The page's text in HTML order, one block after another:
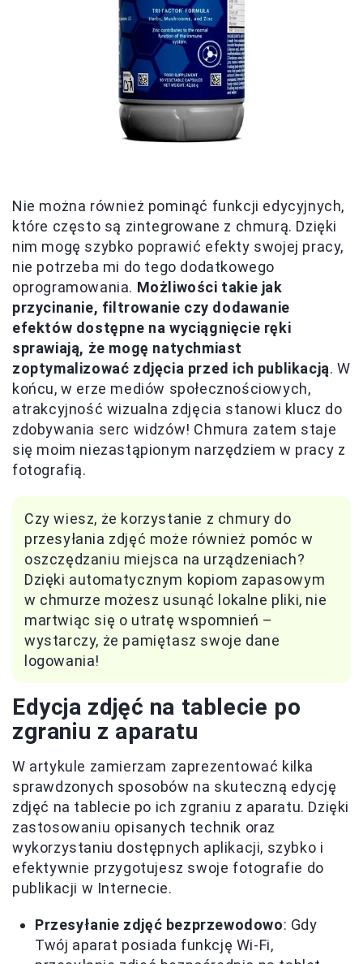
Nie można również pominąć funkcji edycyjnych,
które często są zintegrowane z chmurą. Dzięki
nim mogę szybko poprawić efekty swojej pracy,
nie potrzeba mi do tego dodatkowego
oprogramowania. Możliwości takie jak
przycinanie, filtrowanie czy dodawanie
efektów dostępne na wyciągnięcie ręki
sprawiają, że mogę natychmiast
zoptymalizować zdjęcia przed ich publikacją. W
końcu, w erze mediów społecznościowych,
atrakcyjność wizualna zdjęcia stanowi klucz do
zdobywania serc widzów! Chmura zatem staje
się moim niezastąpionym narzędziem w pracy z
fotografią.
Czy wiesz, że korzystanie z chmury do
przesyłania zdjęć może również pomóc w
oszczędzaniu miejsca na urządzeniach?
Dzięki automatycznym kopiom zapasowym
w chmurze możesz usunąć lokalne pliki, nie
martwiąc się o utratę wspomnień –
wystarczy, że pamiętasz swoje dane
logowania!
Edycja zdjęć na tablecie po
zgraniu z aparatu
W artykule zamierzam zaprezentować kilka
sprawdzonych sposobów na skuteczną edycję
zdjęć na tablecie po ich zgraniu z aparatu. Dzięki
zastosowaniu opisanych technik oraz
wykorzystaniu dostępnych aplikacji, szybko i
efektywnie przygotujesz swoje fotografie do
publikacji w Internecie.
Przesyłanie zdjęć bezprzewodowo: Gdy
Twój aparat posiada funkcję Wi-Fi,